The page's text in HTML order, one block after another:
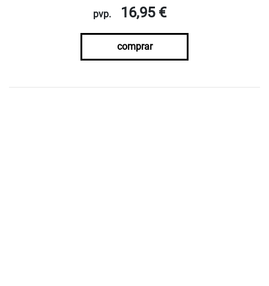
pvp. 16,95 €
comprar